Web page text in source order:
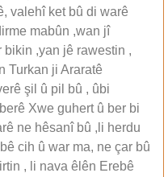
valehî ket bû di warê
mabûn ,wan jî
,yan jê rawestin ,
Turkan ji Araratê
şil û pil bû , ûbi
Xwe guhert û ber bi
ne hêsanî bû ,li herdu
cih û war ma, ne çar bû
, li nava êlên Erebê